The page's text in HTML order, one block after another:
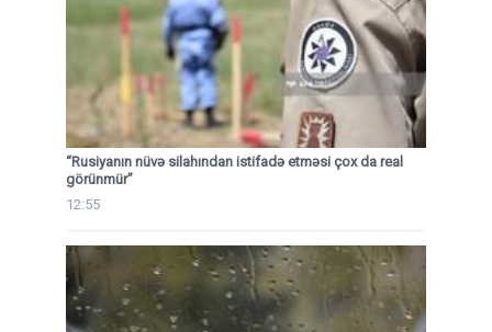
“Rusiyanın nüvə silahından istifadə etməsi çox da real
görünmür”
12:55